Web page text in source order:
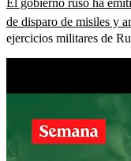
de disparo de misiles y
ejercicios militares de